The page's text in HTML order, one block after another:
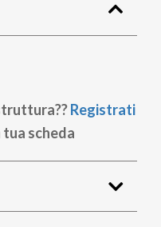
Registrati
tua scheda